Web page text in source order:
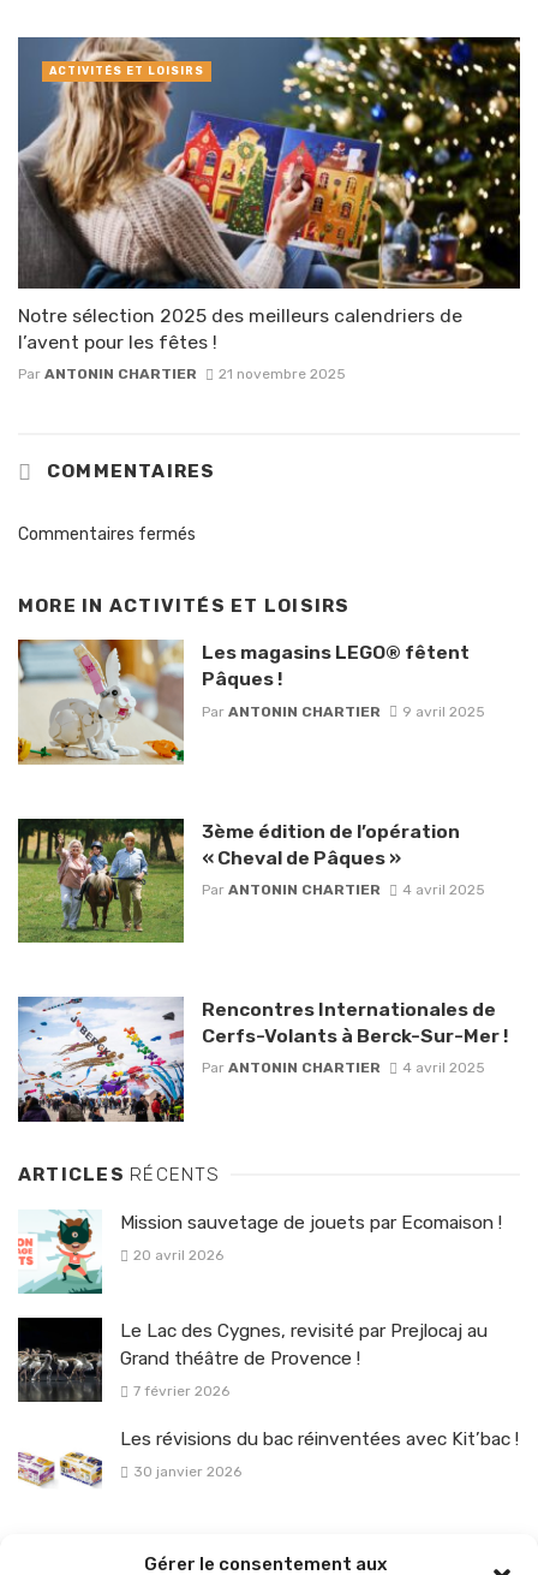
Gérer le consentement aux
Notre sélection 2025 des meilleurs calendriers de
l’avent pour les fêtes !
Par ANTONIN CHARTIER 21 novembre 2025
ACTIVITÉS ET LOISIRS
COMMENTAIRES
Commentaires fermés
MORE IN ACTIVITÉS ET LOISIRS
Les magasins LEGO® fêtent
Pâques !
Par ANTONIN CHARTIER 9 avril 2025
3ème édition de l’opération
« Cheval de Pâques »
Par ANTONIN CHARTIER 4 avril 2025
Rencontres Internationales de
Cerfs-Volants à Berck-Sur-Mer !
Par ANTONIN CHARTIER 4 avril 2025
ARTICLES RÉCENTS
Mission sauvetage de jouets par Ecomaison !
20 avril 2026
Le Lac des Cygnes, revisité par Prejlocaj au
Grand théâtre de Provence !
7 février 2026
Les révisions du bac réinventées avec Kit’bac !
30 janvier 2026